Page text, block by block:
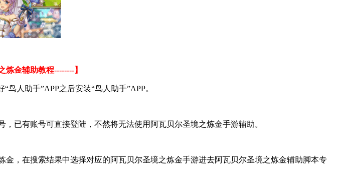
炼金辅助教程--------】
人助手”APP之后安装“鸟人助手”APP。
已有账号可直接登陆，不然将无法使用阿瓦贝尔圣境之炼金手游辅助。
，在搜索结果中选择对应的阿瓦贝尔圣境之炼金手游进去阿瓦贝尔圣境之炼金辅助脚本专